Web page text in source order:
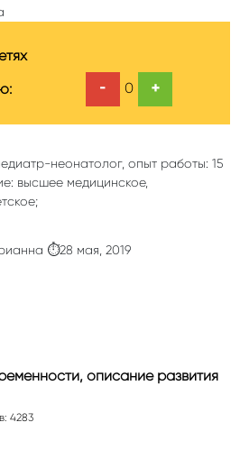
- 0 +
неонатолог, опыт работы: 15
высшее медицинское,
⏱28 мая, 2019
описание развития
4283